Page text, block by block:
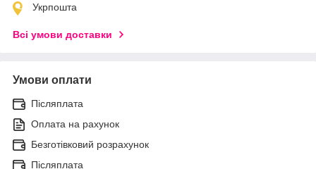
Укрпошта
Всі умови доставки
Умови оплати
Післяплата
Оплата на рахунок
Безготівковий розрахунок
Післяплата